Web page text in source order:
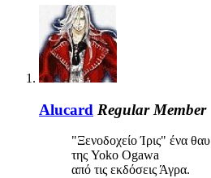
Alucard Regular Member
"Ξενοδοχείο Ίρις" ένα
της Yoko Ogawa
από τις εκδόσεις Άγρα.